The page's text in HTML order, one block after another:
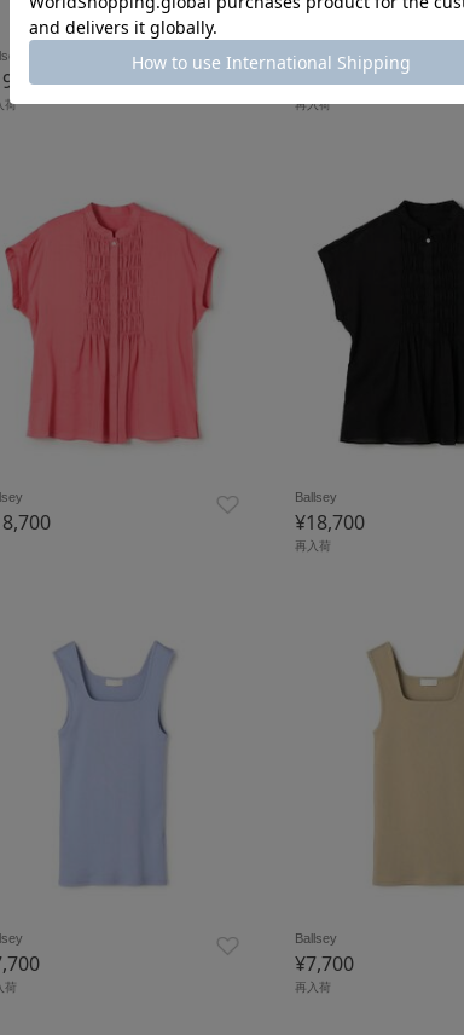
荷
Ballsey
¥19,800
再入荷
Ballsey
¥18,700
再入荷
荷
Ballsey
¥7,700
再入荷